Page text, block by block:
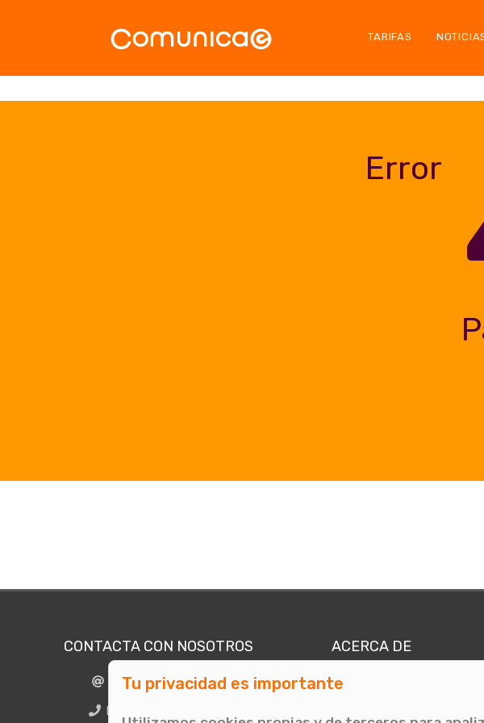
TARIFAS
Error
CONTACTA CON NOSOTROS
info@comunicae.com
BCN + 34 931 702 774
ACERCA DE
Quiénes somos
Tu privacidad es importante